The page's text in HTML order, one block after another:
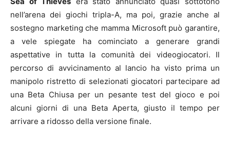
nell’arena dei giochi tripla-A, ma poi, grazie anche al
sostegno marketing che mamma Microsoft può garantire,
a vele spiegate ha cominciato a generare grandi
aspettative in tutta la comunità dei videogiocatori. Il
percorso di avvicinamento al lancio ha visto prima un
manipolo ristretto di selezionati giocatori partecipare ad
una Beta Chiusa per un pesante test del gioco e poi
alcuni giorni di una Beta Aperta, giusto il tempo per
arrivare a ridosso della versione finale.